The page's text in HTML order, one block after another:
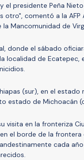
el presidente Peña
otro", comentó a la
la Mancomunidad de
donde el sábado
localidad de
(sur), en el
estado de Michoacán
visita en la fronteriza
el borde de la
cada